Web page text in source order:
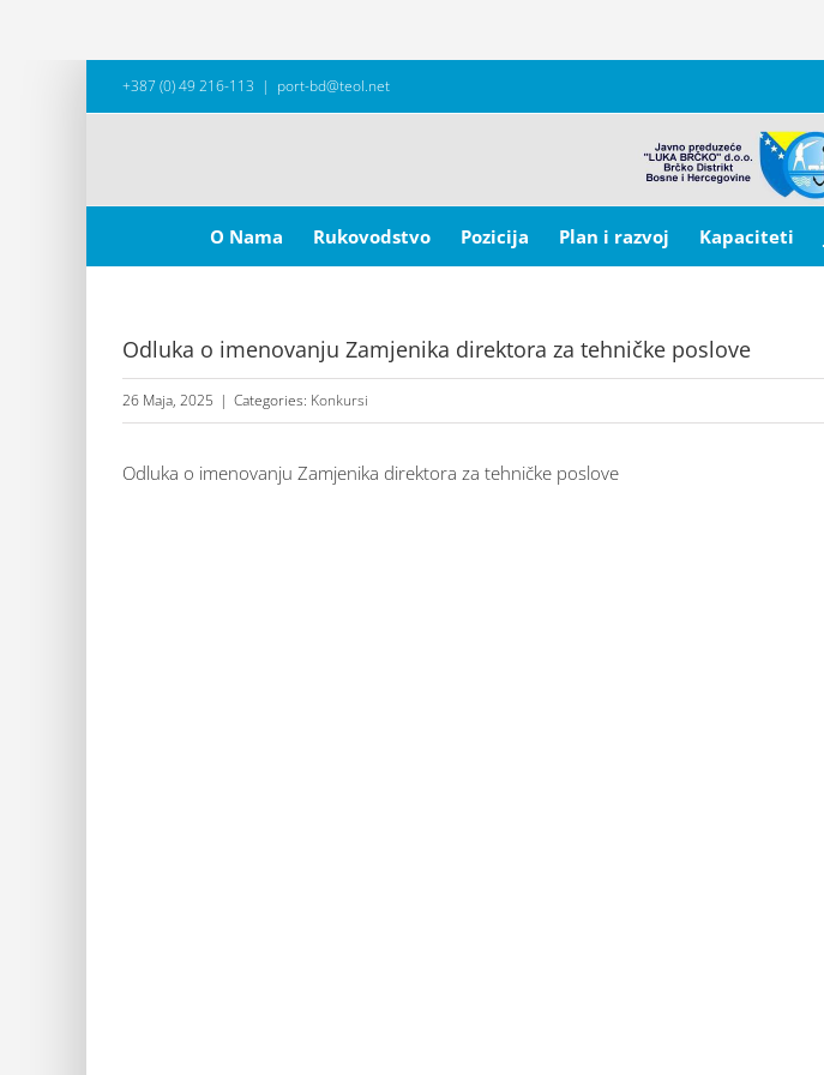
+387 (0) 49 216-113 | port-bd@teol.net
for:
O Nama
Rukovodstvo Pozicija Plan i razvoj Kapaciteti
Odluka o imenovanju Zamjenika direktora za tehničke poslove
26 Maja, 2025 | Categories: Konkursi
Odluka o imenovanju Zamjenika direktora za tehničke poslove